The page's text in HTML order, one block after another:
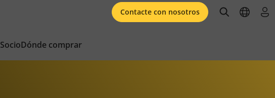
SocioDónde comprar
Contacte con nosotros openopen